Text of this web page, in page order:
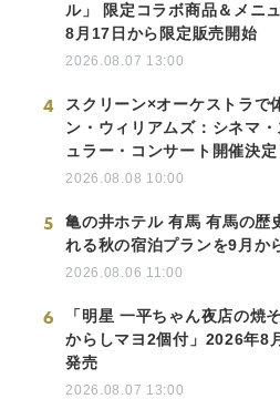
ル」 限定コラボ商品＆メニ
8月17日から限定販売開始
2026.08.07 13:00
4
スクリーン×オーケストラで
ン・ウィリアムズ：シネマ
ュラー・コンサート開催決定
2026.08.08 10:00
5
亀の井ホテル 有馬 有馬の歴
れる秋の宿泊プランを9月か
2026.08.06 11:00
6
「明星 一平ちゃん夜店の焼
からしマヨ2個付」2026年8
発売
2026.08.07 13:00